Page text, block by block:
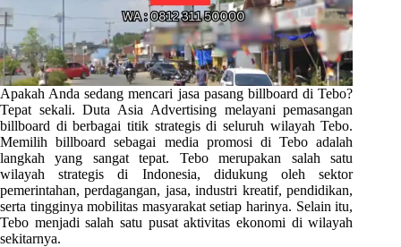
Apakah Anda sedang mencari jasa pasang billboard di Tebo?
Tepat sekali. Duta Asia Advertising melayani pemasangan
billboard di berbagai titik strategis di seluruh wilayah Tebo.
Memilih billboard sebagai media promosi di Tebo adalah
langkah yang sangat tepat. Tebo merupakan salah satu
wilayah strategis di Indonesia, didukung oleh sektor
pemerintahan, perdagangan, jasa, industri kreatif, pendidikan,
serta tingginya mobilitas masyarakat setiap harinya. Selain itu,
Tebo menjadi salah satu pusat aktivitas ekonomi di wilayah
sekitarnya.